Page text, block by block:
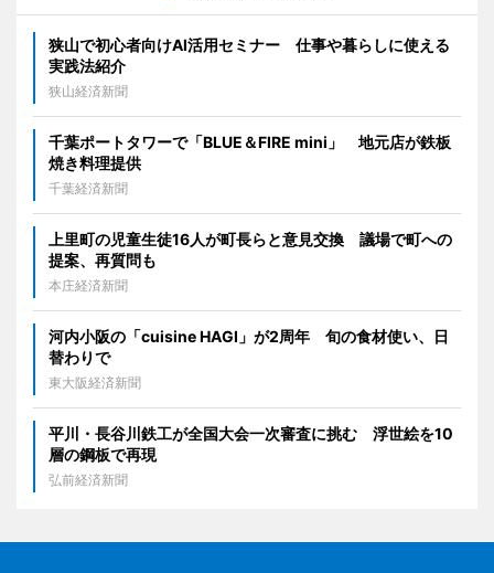
狭山で初心者向けAI活用セミナー 仕事や暮らしに使える
実践法紹介
狭山経済新聞
千葉ポートタワーで「BLUE＆FIRE mini」 地元店が鉄板
焼き料理提供
千葉経済新聞
上里町の児童生徒16人が町長らと意見交換 議場で町への
提案、再質問も
本庄経済新聞
河内小阪の「cuisine HAGI」が2周年 旬の食材使い、日
替わりで
東大阪経済新聞
平川・長谷川鉄工が全国大会一次審査に挑む 浮世絵を10
層の鋼板で再現
弘前経済新聞